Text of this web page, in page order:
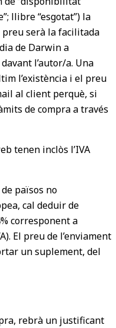
llibre “esgotat”) la
serà la facilitada
de Darwin a
l’autor/a. Una
l’existència i el preu
al client perquè, si
de compra a través
tenen inclòs l’IVA
països no
cal deduir de
corresponent a
El preu de l’enviament
un suplement, del
rebrà un justificant